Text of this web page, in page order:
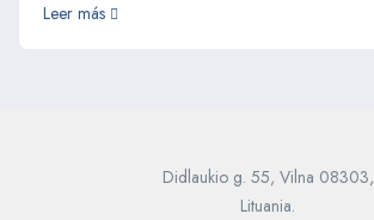
Leer más
Didlaukio g. 55, Vilna 08303,
Lituania.